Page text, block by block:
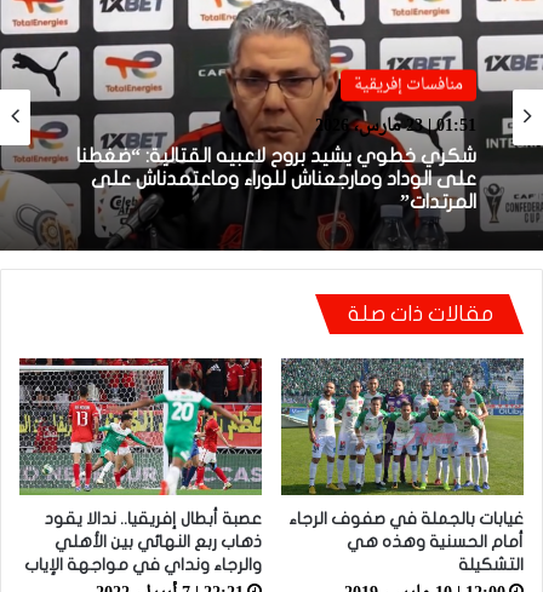
منافسات إفريقية
01:51 | 23 مارس، 2026
شكري خطوي يشيد بروح لاعبيه القتالية: “ضغطنا
منافسات إفريقية
01:38 | 23 مارس، 2026
بعد الإقصاء من كأس “الكاف”.. أيت منا يقيل
مقالات ذات صلة
غيابات بالجملة في صفوف الرجاء
أمام الحسنية وهذه هي
التشكيلة
عصبة أبطال إفريقيا.. ندالا يقود
ذهاب ربع النهائي بين الأهلي
والرجاء ونداي في مواجهة الإياب